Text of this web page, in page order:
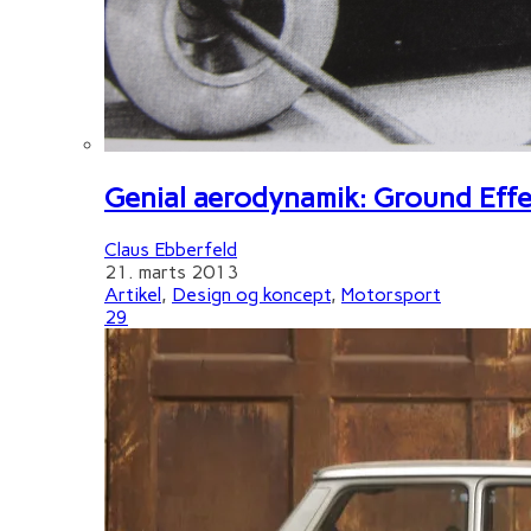
Genial aerodynamik: Ground
Claus Ebberfeld
21. marts 2013
Artikel, Design og koncept, Motorsport
29